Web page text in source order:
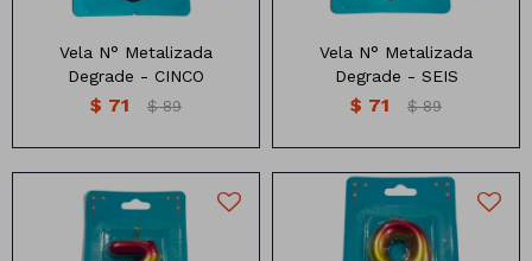
Vela N° Metalizada
Degrade - CINCO
$ 71 $ 89
Vela N° Metalizada
Degrade - SEIS
$ 71 $ 89